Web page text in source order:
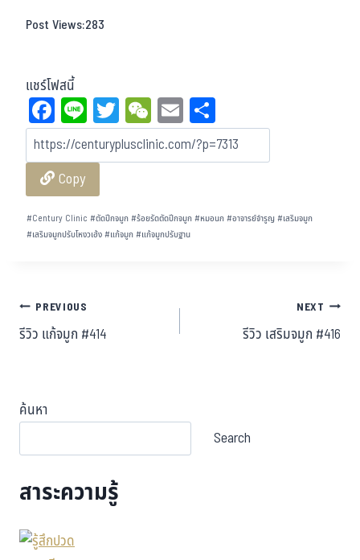
Post Views:283
แชร์โฟสนี้
Fa
ce
bo
ok
Li
ne
T
wi
tt
W
eC
ha
E
m
ail
ar
e
Copy
#Century Clinic #ตัดปีกจมูก#ร้อยรัดตัดปีกจมูก#หมอนก#อาจารย์จำรูญ #เสริมจมูก
#เสริมจมูกปรับโหงวเฮ้ง#แก้จมูก#แก้จมูกปรับฐาน
PREVIOUS
รีวิว แก้จมูก #414
NEXT
รีวิว เสริมจมูก #416
ค้นหา
Search
สาระความรู้